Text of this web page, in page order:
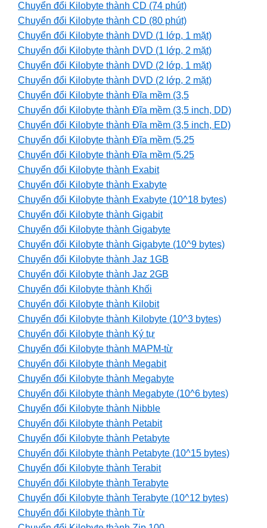
Chuyển đổi Kilobyte thành CD (74 phút)
Chuyển đổi Kilobyte thành CD (80 phút)
Chuyển đổi Kilobyte thành DVD (1 lớp, 1 mặt)
Chuyển đổi Kilobyte thành DVD (1 lớp, 2 mặt)
Chuyển đổi Kilobyte thành DVD (2 lớp, 1 mặt)
Chuyển đổi Kilobyte thành DVD (2 lớp, 2 mặt)
Chuyển đổi Kilobyte thành Đĩa mềm (3,5
Chuyển đổi Kilobyte thành Đĩa mềm (3,5 inch, DD)
Chuyển đổi Kilobyte thành Đĩa mềm (3,5 inch, ED)
Chuyển đổi Kilobyte thành Đĩa mềm (5.25
Chuyển đổi Kilobyte thành Đĩa mềm (5.25
Chuyển đổi Kilobyte thành Exabit
Chuyển đổi Kilobyte thành Exabyte
Chuyển đổi Kilobyte thành Exabyte (10^18 bytes)
Chuyển đổi Kilobyte thành Gigabit
Chuyển đổi Kilobyte thành Gigabyte
Chuyển đổi Kilobyte thành Gigabyte (10^9 bytes)
Chuyển đổi Kilobyte thành Jaz 1GB
Chuyển đổi Kilobyte thành Jaz 2GB
Chuyển đổi Kilobyte thành Khối
Chuyển đổi Kilobyte thành Kilobit
Chuyển đổi Kilobyte thành Kilobyte (10^3 bytes)
Chuyển đổi Kilobyte thành Ký tự
Chuyển đổi Kilobyte thành MAPM-từ
Chuyển đổi Kilobyte thành Megabit
Chuyển đổi Kilobyte thành Megabyte
Chuyển đổi Kilobyte thành Megabyte (10^6 bytes)
Chuyển đổi Kilobyte thành Nibble
Chuyển đổi Kilobyte thành Petabit
Chuyển đổi Kilobyte thành Petabyte
Chuyển đổi Kilobyte thành Petabyte (10^15 bytes)
Chuyển đổi Kilobyte thành Terabit
Chuyển đổi Kilobyte thành Terabyte
Chuyển đổi Kilobyte thành Terabyte (10^12 bytes)
Chuyển đổi Kilobyte thành Từ